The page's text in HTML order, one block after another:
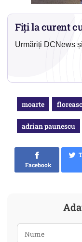
Fiți la curent
Urmăriți DCNews
moarte
adrian paunescu
Facebook